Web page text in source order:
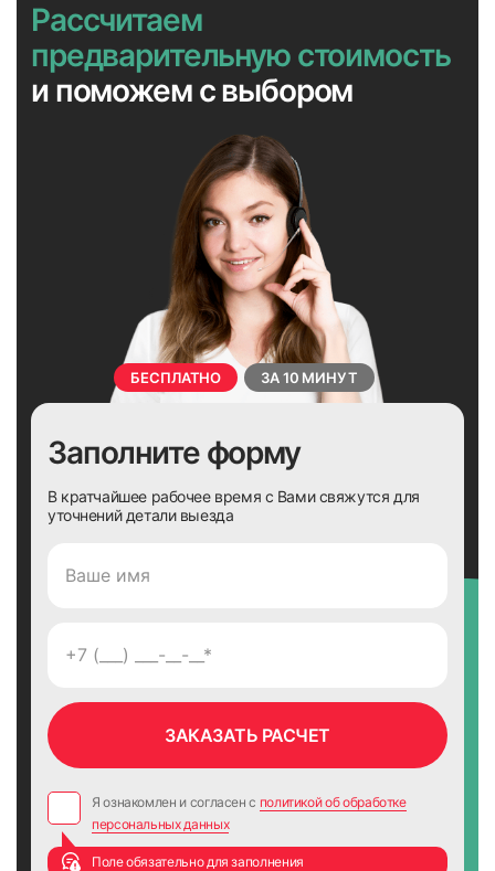
БЕСПЛАТНО ЗА 10 МИНУТ
Рассчитаем
предварительную стоимость
и поможем с выбором
Заполните форму
В кратчайшее рабочее время с Вами свяжутся для
уточнений детали выезда
Я ознакомлен и согласен с политикой об обработке
персональных данных
Поле обязательно для заполнения